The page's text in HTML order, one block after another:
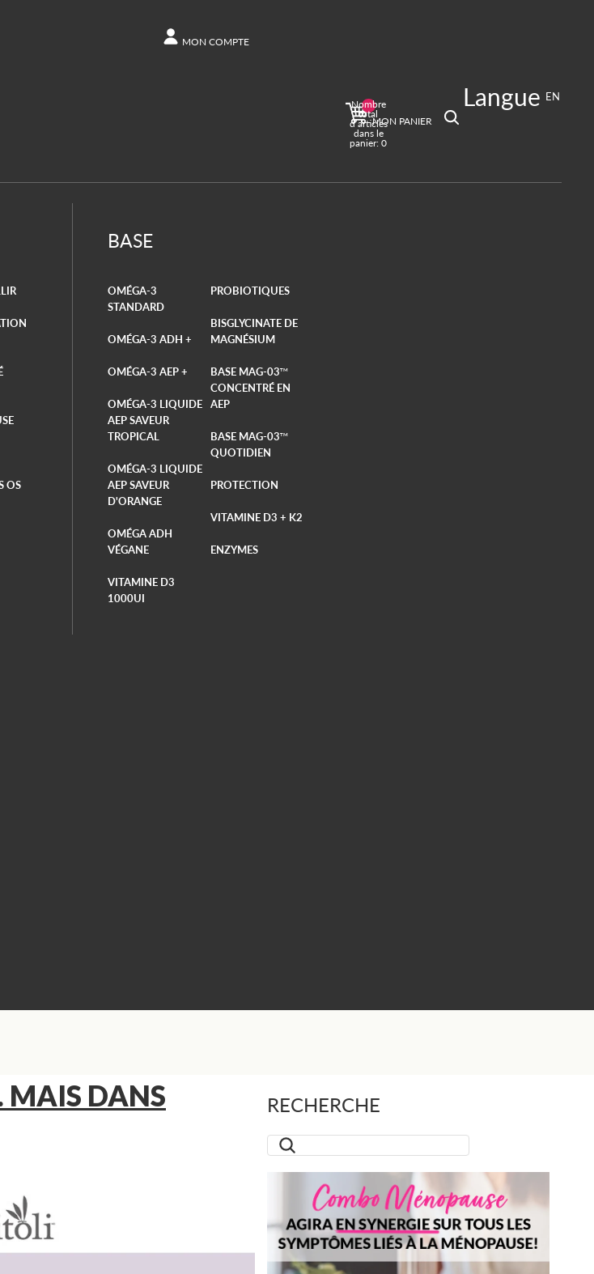
MON COMPTE
Nombre
total
d’articles
dans le
panier: 0
MON PANIER
Langue EN
OS
BASE
OMÉGA-3
STANDARD
OMÉGA-3 ADH +
OMÉGA-3 AEP +
OMÉGA-3 LIQUIDE
AEP SAVEUR
TROPICAL
OMÉGA-3 LIQUIDE
AEP SAVEUR
D'ORANGE
OMÉGA ADH
VÉGANE
VITAMINE D3
1000UI
PROBIOTIQUES
BISGLYCINATE DE
MAGNÉSIUM
BASE MAG-03TM
CONCENTRÉ EN
AEP
BASE MAG-03TM
QUOTIDIEN
PROTECTION
VITAMINE D3 + K2
ENZYMES
MAIS DANS
RECHERCHE